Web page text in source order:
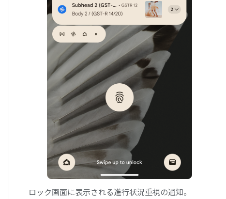
ロック画面に表示される進行状況重視の通知。